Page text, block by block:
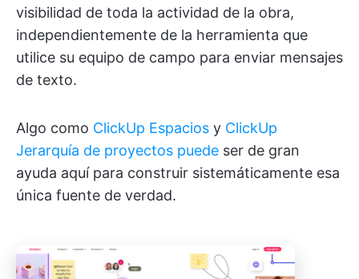
visibilidad de toda la actividad de la obra,
independientemente de la herramienta que
utilice su equipo de campo para enviar mensajes
de texto.
Algo como ClickUp Espacios y ClickUp
Jerarquía de proyectos puede ser de gran
ayuda aquí para construir sistemáticamente esa
única fuente de verdad.